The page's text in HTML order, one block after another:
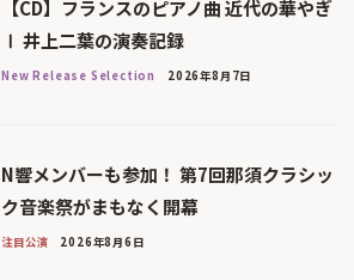
【CD】フランスのピアノ曲 近代の華やぎ
Ⅰ 井上二葉の演奏記録
New Release Selection 2026年8月7日
N響メンバーも参加！ 第7回那須クラシッ
ク音楽祭がまもなく開幕
注目公演 2026年8月6日